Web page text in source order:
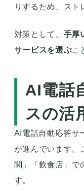
りするため、スト
対策として、 手厚
サービスを選ぶこ
AI電話
スの活
AI電話自動応答サ
が進んでいます。
関」「飲食店」で
す。